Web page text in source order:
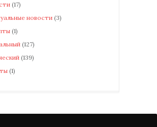
(17)
новости (3)
(1)
(127)
(139)
(1)